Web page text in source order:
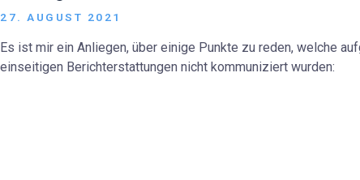
27. AUGUST 2021
Es ist mir ein Anliegen, über einige Punkte zu reden, welche
einseitigen Berichterstattungen nicht kommuniziert wurden: